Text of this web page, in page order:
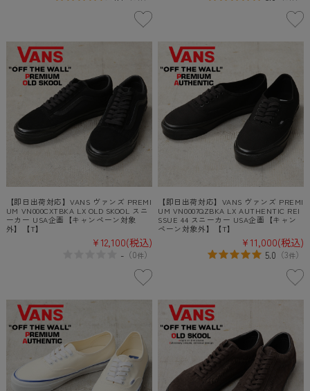
【即日出荷対応】VANS ヴァンズ PREMI
UM VN000CXTBKA LX OLD SKOOL スニ
ーカー USA企画【キャンペーン対象
外】【T】
¥12,100(税込)
-（0件）
【即日出荷対応】VANS ヴァンズ PREMI
UM VN0007QZBKA LX AUTHENTIC REI
SSUE 44 スニーカー USA企画【キャン
ペーン対象外】【T】
¥11,000(税込)
5.0 （3件）